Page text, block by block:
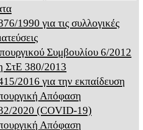
1990 για τις συλλογικές
Συμβουλίου 6/2012
ΣτΕ 380/2013
2016 για την εκπαίδευση
Απόφαση
2020 (COVID-19)
Απόφαση